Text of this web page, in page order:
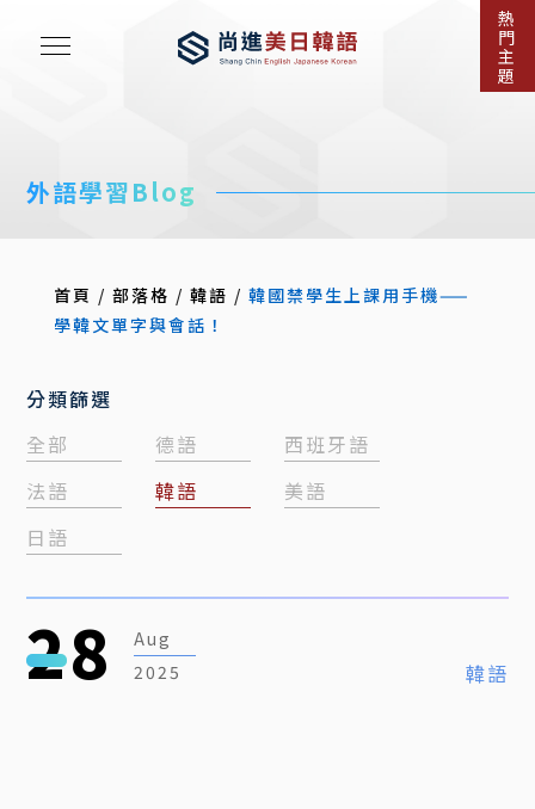
熱
門
主
題
外語學習Blog
首頁 / 部落格 / 韓語 / 韓國禁學生上課用手機——
學韓文單字與會話！
分類篩選
全部
德語
西班牙語
法語
韓語
美語
日語
韓語
28
Aug
2025